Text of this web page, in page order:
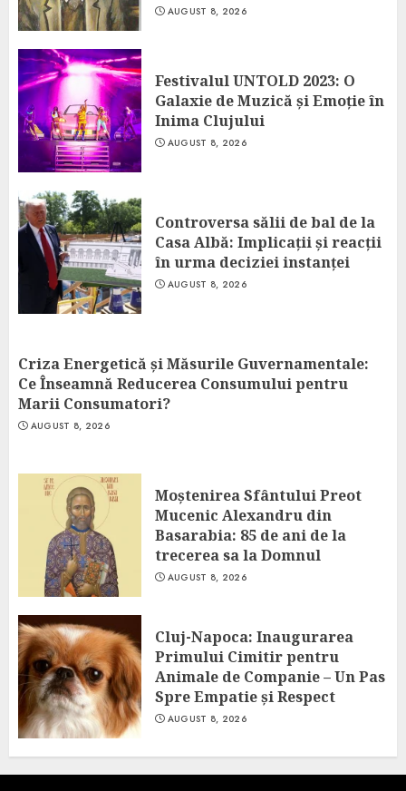
AUGUST 8, 2026
Festivalul UNTOLD 2023: O
Galaxie de Muzică și Emoție în
Inima Clujului
AUGUST 8, 2026
Controversa sălii de bal de la
Casa Albă: Implicații și reacții
în urma deciziei instanței
AUGUST 8, 2026
Criza Energetică și Măsurile Guvernamentale:
Ce Înseamnă Reducerea Consumului pentru
Marii Consumatori?
AUGUST 8, 2026
Moștenirea Sfântului Preot
Mucenic Alexandru din
Basarabia: 85 de ani de la
trecerea sa la Domnul
AUGUST 8, 2026
Cluj-Napoca: Inaugurarea
Primului Cimitir pentru
Animale de Companie – Un Pas
Spre Empatie și Respect
AUGUST 8, 2026